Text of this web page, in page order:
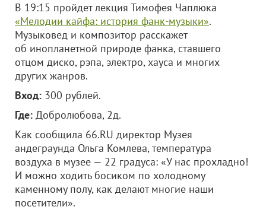
В 19:15 пройдет лекция Тимофея Чаплюка
«Мелодии кайфа: история фанк-музыки».
Музыковед и композитор расскажет
об инопланетной природе фанка, ставшего
отцом диско, рэпа, электро, хауса и многих
других жанров.
Вход: 300 рублей.
Где: Добролюбова, 2д.
Как сообщила 66.RU директор Музея
андеграунда Ольга Комлева, температура
воздуха в музее — 22 градуса: «У нас прохладно!
И можно ходить босиком по холодному
каменному полу, как делают многие наши
посетители».